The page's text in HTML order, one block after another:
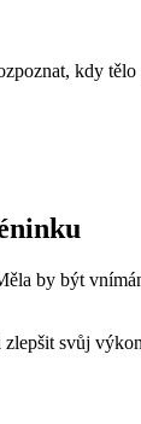
kdy
by být
svůj